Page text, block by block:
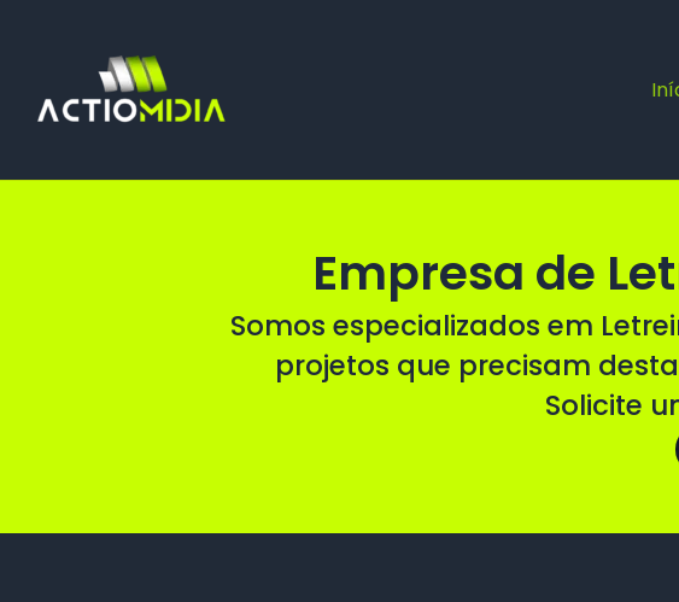
Empresa de
Somos especializados em
projetos que precisam
Solicite